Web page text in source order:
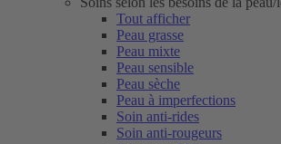
Tout afficher
Peau grasse
Peau mixte
Peau sensible
Peau sèche
Peau à imperfections
Soin anti-rides
Soin anti-rougeurs